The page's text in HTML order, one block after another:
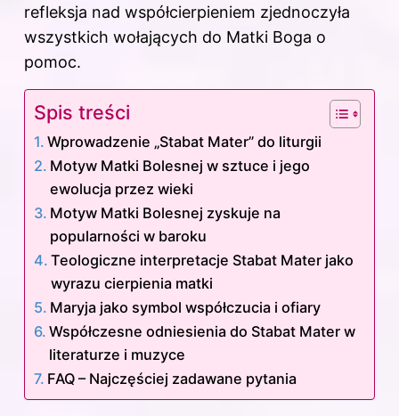
refleksja nad współcierpieniem zjednoczyła
wszystkich wołających do Matki Boga o
pomoc.
Spis treści
Wprowadzenie „Stabat Mater” do liturgii
Motyw Matki Bolesnej w sztuce i jego
ewolucja przez wieki
Motyw Matki Bolesnej zyskuje na
popularności w baroku
Teologiczne interpretacje Stabat Mater jako
wyrazu cierpienia matki
Maryja jako symbol współczucia i ofiary
Współczesne odniesienia do Stabat Mater w
literaturze i muzyce
FAQ – Najczęściej zadawane pytania